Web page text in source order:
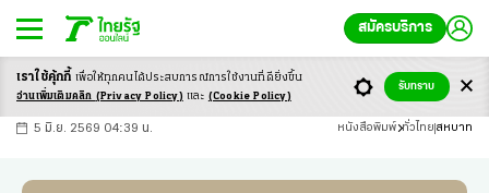
สมัครบริการ
-ก ก ก+
5 มิ.ย. 2569 04:39 น. หนังสือพิมพ์ ทั่วไทย สหบาท
เราใช้คุ้กกี้ เพื่อให้ทุกคนได้ประสบการณ์การใช้งานที่ดียิ่งขึ้น
อ่านเพิ่มเติมคลิก (Privacy Policy) และ (Cookie Policy)
รับทราบ